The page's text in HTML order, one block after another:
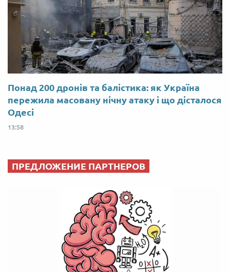
Понад 200 дронів та балістика: як Україна
пережила масовану нічну атаку і що дісталося
Одесі
13:58
ПРЕДЛОЖЕНИЕ ПАРТНЕРОВ